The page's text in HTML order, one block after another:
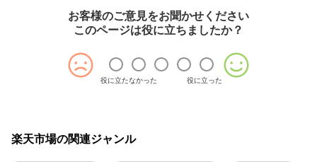
お客様のご意見をお聞かせください
このページは役に立ちましたか？
役に立たなかった 役に立った
楽天市場の関連ジャンル